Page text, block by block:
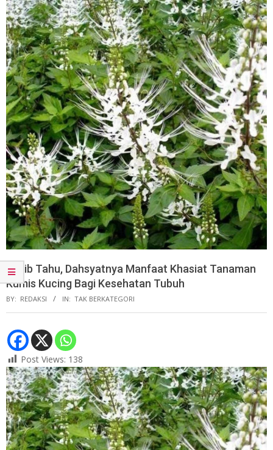
Wajib Tahu, Dahsyatnya Manfaat Khasiat Tanaman
Kumis Kucing Bagi Kesehatan Tubuh
BY: REDAKSI IN: TAK BERKATEGORI
Post Views: 138